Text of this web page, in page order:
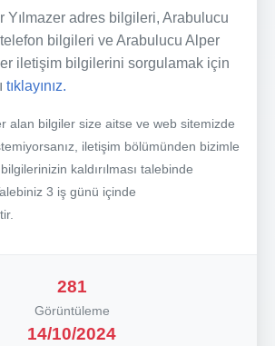
Yılmazer adres bilgileri, Arabulucu
bilgileri ve Arabulucu Alper
iletişim bilgilerini sorgulamak için
tıklayınız.
alan bilgiler size aitse ve web sitemizde
iletişim bölümünden bizimle
kaldırılması talebinde
3 iş günü içinde
281
Görüntüleme
14/10/2024